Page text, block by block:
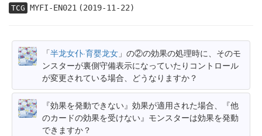
TCG MYFI-EN021(2019-11-22)
「半龙女仆·育婴龙女 」の②の効果の処理時に、そのモ
ンスターが裏側守備表示になっていたりコントロール
が変更されている場合、どうなりますか？
『効果を発動できない』効果が適用された場合、『他
のカードの効果を受けない』モンスターは効果を発動
できますか？